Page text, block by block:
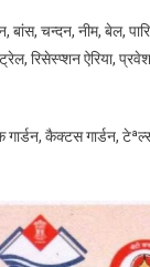
चन्दन, नीम, बेल,
रिसेस्प्शन ऐरिया,
कैक्टस गार्डन,